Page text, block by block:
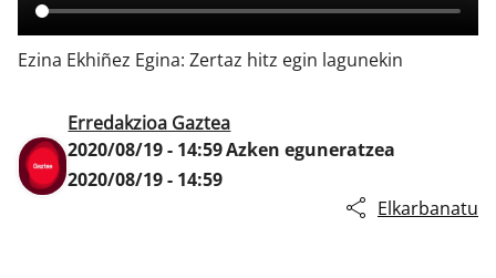
Ezina Ekhiñez Egina: Zertaz hitz egin lagunekin
Erredakzioa Gaztea
2020/08/19 - 14:59Azken eguneratzea
2020/08/19 - 14:59
Elkarbanatu